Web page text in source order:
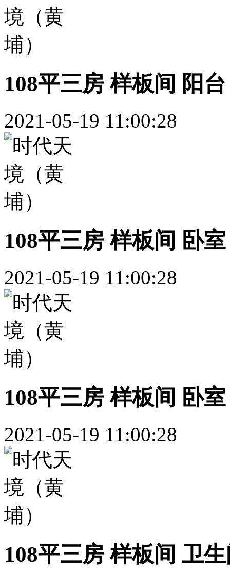
108平三房 样板间 阳台
2021-05-19 11:00:28
108平三房 样板间 卧室
2021-05-19 11:00:28
108平三房 样板间 卧室
2021-05-19 11:00:28
108平三房 样板间 卫